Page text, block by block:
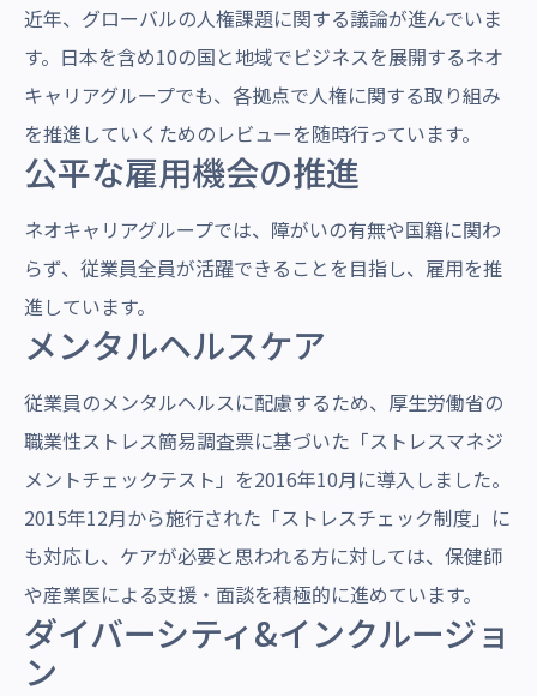
近年、グローバルの人権課題に関する議論が進んでいま
す。日本を含め10の国と地域でビジネスを展開するネオ
キャリアグループでも、各拠点で人権に関する取り組み
を推進していくためのレビューを随時行っています。
公平な雇用機会の推進
ネオキャリアグループでは、障がいの有無や国籍に関わ
らず、従業員全員が活躍できることを目指し、雇用を推
進しています。
メンタルヘルスケア
従業員のメンタルヘルスに配慮するため、厚生労働省の
職業性ストレス簡易調査票に基づいた「ストレスマネジ
メントチェックテスト」を2016年10月に導入しました。
2015年12月から施行された「ストレスチェック制度」に
も対応し、ケアが必要と思われる方に対しては、保健師
や産業医による支援・面談を積極的に進めています。
ダイバーシティ&インクルージョ
ン